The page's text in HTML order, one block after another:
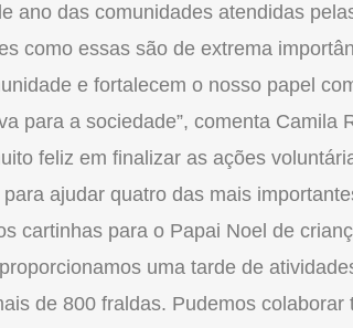
ano das comunidades atendidas
como essas são de extrema
e fortalecem o nosso papel
para a sociedade”, comenta Camila
feliz em finalizar as ações
ajudar quatro das mais
cartinhas para o Papai Noel de
uma tarde de
de 800 fraldas. Pudemos colaborar